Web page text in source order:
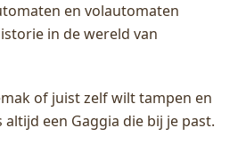
en volautomaten
in de wereld van
of juist zelf wilt tampen en
een Gaggia die bij je past.